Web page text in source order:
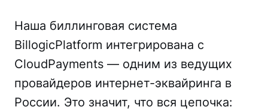
Наша биллинговая система
BillogicPlatform интегрирована с
CloudPayments — одним из ведущих
провайдеров интернет-эквайринга в
России. Это значит, что вся цепочка: